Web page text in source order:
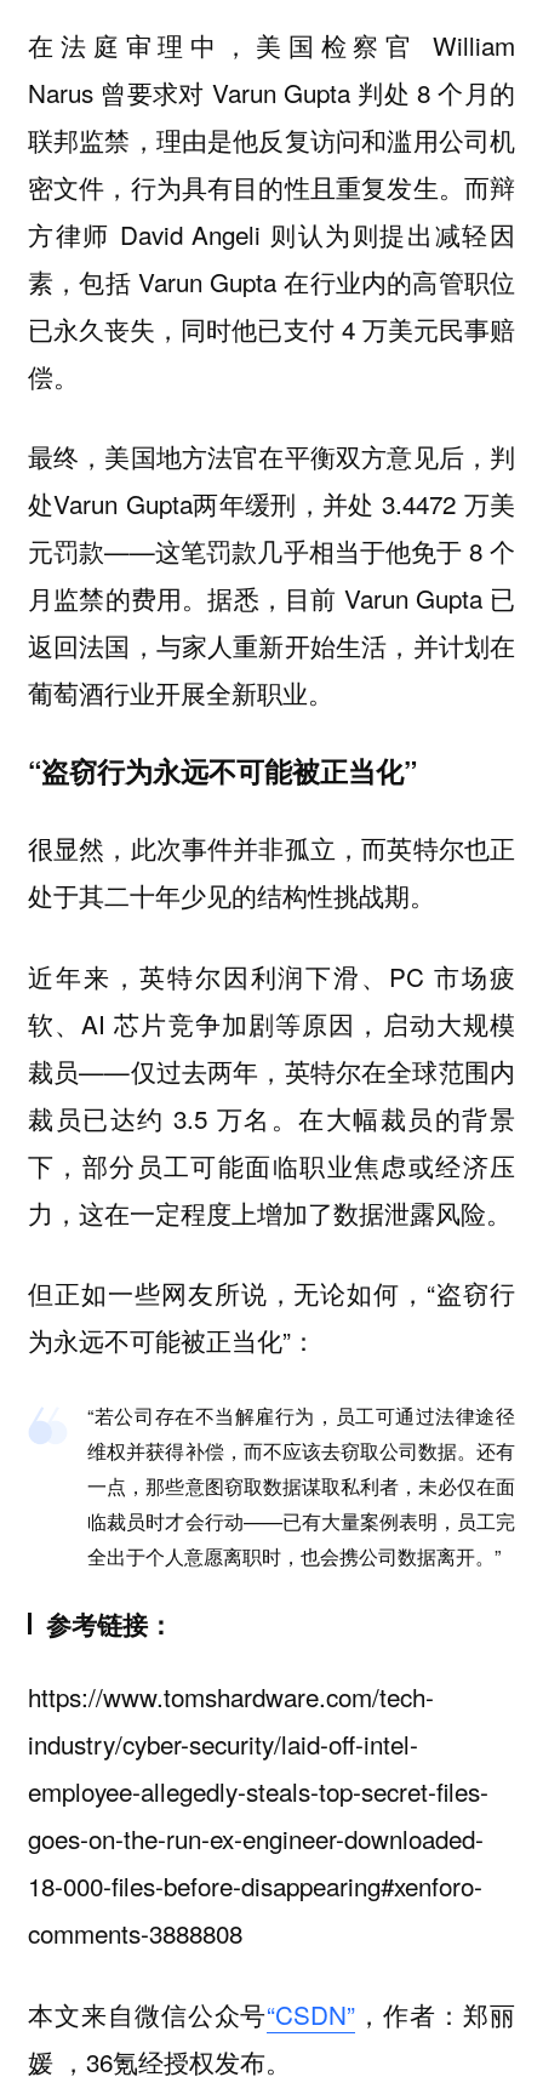
在法庭审理中，美国检察官 William
Narus 曾要求对 Varun Gupta 判处 8 个月的
联邦监禁，理由是他反复访问和滥用公司机
密文件，行为具有目的性且重复发生。而辩
方律师 David Angeli 则认为则提出减轻因
素，包括 Varun Gupta 在行业内的高管职位
已永久丧失，同时他已支付 4 万美元民事赔
偿。
最终，美国地方法官在平衡双方意见后，判
处Varun Gupta两年缓刑，并处 3.4472 万美
元罚款——这笔罚款几乎相当于他免于 8 个
月监禁的费用。据悉，目前 Varun Gupta 已
返回法国，与家人重新开始生活，并计划在
葡萄酒行业开展全新职业。
“盗窃行为永远不可能被正当化”
很显然，此次事件并非孤立，而英特尔也正
处于其二十年少见的结构性挑战期。
近年来，英特尔因利润下滑、PC 市场疲
软、AI 芯片竞争加剧等原因，启动大规模
裁员——仅过去两年，英特尔在全球范围内
裁员已达约 3.5 万名。在大幅裁员的背景
下，部分员工可能面临职业焦虑或经济压
力，这在一定程度上增加了数据泄露风险。
但正如一些网友所说，无论如何，“盗窃行
为永远不可能被正当化”：
“若公司存在不当解雇行为，员工可通过法律途径
维权并获得补偿，而不应该去窃取公司数据。还有
一点，那些意图窃取数据谋取私利者，未必仅在面
临裁员时才会行动——已有大量案例表明，员工完
全出于个人意愿离职时，也会携公司数据离开。”
参考链接：
https://www.tomshardware.com/tech-
industry/cyber-security/laid-off-intel-
employee-allegedly-steals-top-secret-files-
goes-on-the-run-ex-engineer-downloaded-
18-000-files-before-disappearing#xenforo-
comments-3888808
本文来自微信公众号“CSDN” ，作者：郑丽
媛 ，36氪经授权发布。